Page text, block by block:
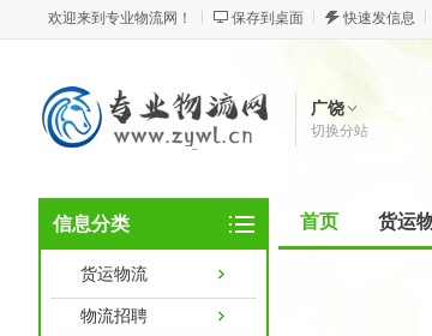
欢迎来到专业物流网！ 保存到桌面 快速发信息
广饶
切换分站
信息分类
货运物流
物流招聘
首页 货运